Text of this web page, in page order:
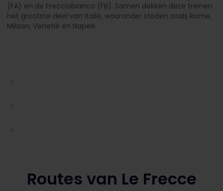
(FA) en de Frecciabianco (FB). Samen dekken deze treinen
het grootste deel van Italië, waaronder steden zoals Rome,
Milaan, Venetië en Napels.
Routes van Le Frecce